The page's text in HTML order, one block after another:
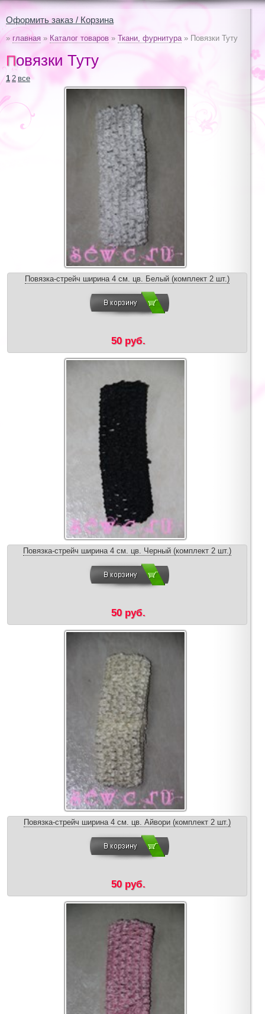
Оформить заказ / Корзина
» главная » Каталог товаров » Ткани, фурнитура» Повязки Туту
Повязки Туту
1 2 все
Повязка-стрейч ширина 4 см. цв. Белый (комплект 2 шт.)
50 руб.
Повязка-стрейч ширина 4 см. цв. Черный (комплект 2 шт.)
50 руб.
Повязка-стрейч ширина 4 см. цв. Айвори (комплект 2 шт.)
50 руб.